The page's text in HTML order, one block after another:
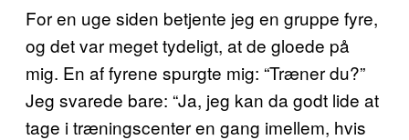
For en uge siden betjente jeg en gruppe fyre,
og det var meget tydeligt, at de gloede på
mig. En af fyrene spurgte mig: “Træner du?”
Jeg svarede bare: “Ja, jeg kan da godt lide at
tage i træningscenter en gang imellem, hvis